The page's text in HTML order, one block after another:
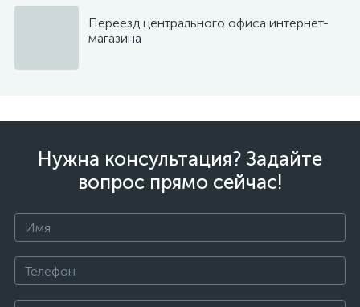
Переезд центрального офиса интернет-
магазина
Нужна консультация? Задайте
вопрос прямо сейчас!